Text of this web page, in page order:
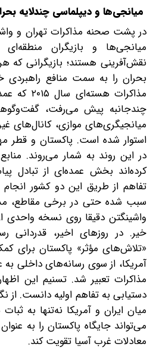
میانجی‌ها و دیپلماسی چندلایه
در پشت صحنه مذاکرات تهران و
میانجی‌ها و بازیگران
نقش‌آفرینی هستند؛ بازیگرانی که
بحران را به سمت منافع راهبردی
مذاکرات
چندجانبه پیش می‌رفت،
میانجیگری‌های موازی، کانال‌های
استوار شده است. پاکستان و قطر
در این روند به شمار می‌روند.
کرده‌اند بخش عمده‌ای از تبادل
تفاهم از طریق این دو کشور
سبب شده حتی در برخی مقاطع،
واشینگتن دقیقا روی نسخه واحدی
خیر. در روزهای اخیر، قدردانی
«تلاش‌های مؤثر» پاکستان برای
آمریکا، از سوی رسانه‌های داخلی
مذاکرات تعبیر شد. تسنیم این
دستیابی به تفاهم اولیه دانست. از
میان ایران و آمریکا نه‌تنها به
می‌تواند جایگاه پاکستان را به‌
معادلات غرب آسیا تقویت کند.